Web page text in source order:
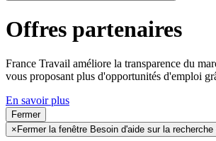
Offres partenaires
France Travail améliore la transparence du
vous proposant plus d'opportunités d'emploi
En savoir plus
Fermer
× Fermer la fenêtre Besoin d'aide sur la